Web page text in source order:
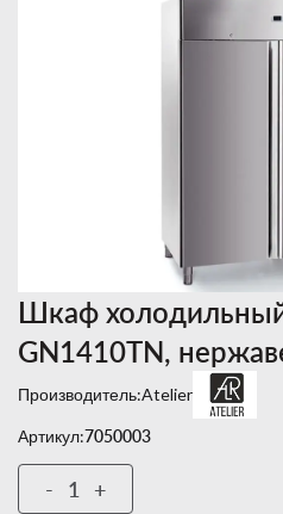
Шкаф
GN1410TN,
Производитель:Atelier
Артикул:7050003
- +